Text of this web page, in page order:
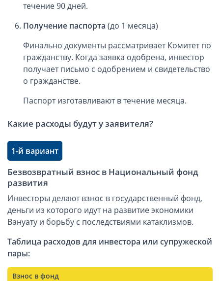
течение 90 дней.
Получение паспорта (до 1 месяца)
Финально документы рассматривает Комитет по
гражданству. Когда заявка одобрена, инвестор
получает письмо с одобрением и свидетельство
о гражданстве.
Паспорт изготавливают в течение месяца.
Какие расходы будут у заявителя?
1-й вариант
Безвозвратный взнос в Национальный фонд
развития
Инвесторы делают взнос в государственный фонд,
деньги из которого идут на развитие экономики
Вануату и борьбу с последствиями катаклизмов.
Таблица расходов для инвестора или супружеской
пары:
Взнос в фонд